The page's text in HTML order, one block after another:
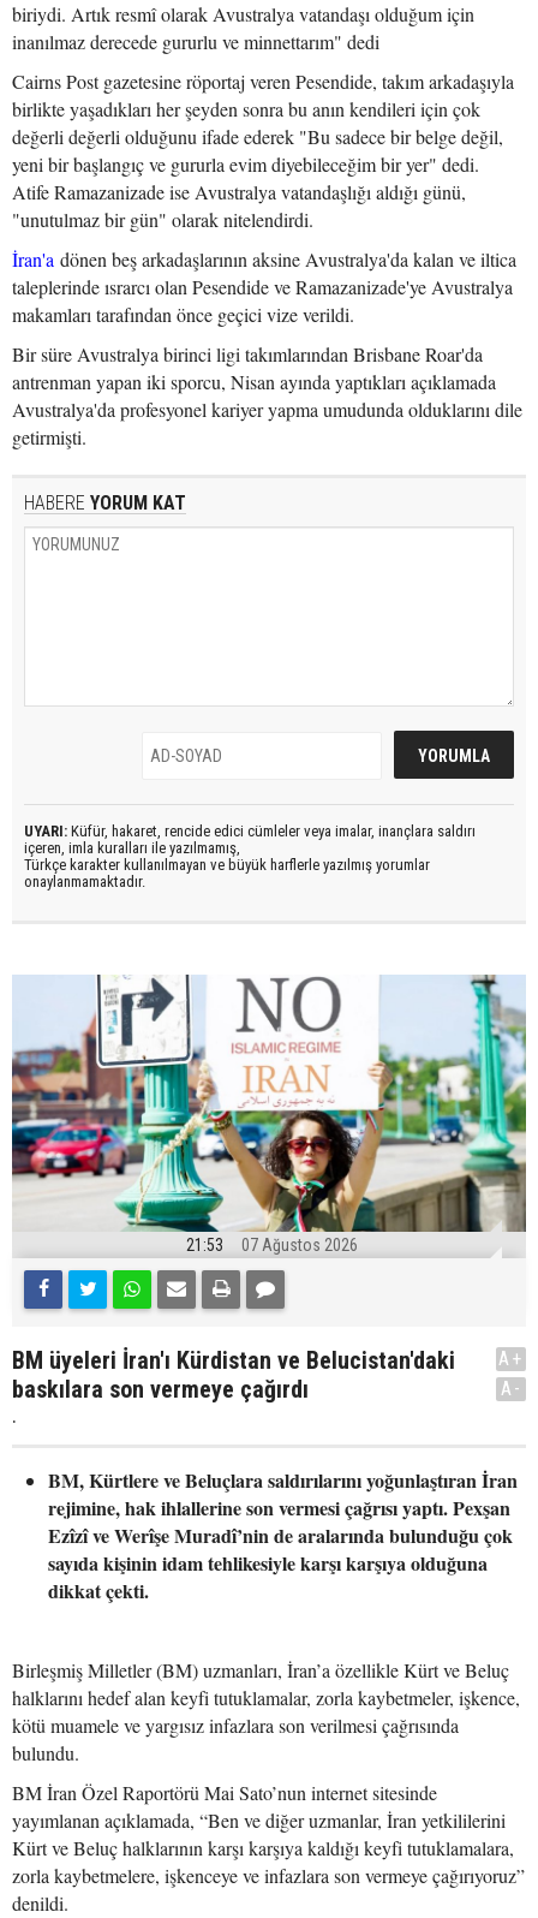
biriydi. Artık resmî olarak Avustralya vatandaşı olduğum için
inanılmaz derecede gururlu ve minnettarım" dedi
Cairns Post gazetesine röportaj veren Pesendide, takım arkadaşıyla
birlikte yaşadıkları her şeyden sonra bu anın kendileri için çok
değerli değerli olduğunu ifade ederek "Bu sadece bir belge değil,
yeni bir başlangıç ve gururla evim diyebileceğim bir yer" dedi.
Atife Ramazanizade ise Avustralya vatandaşlığı aldığı günü,
"unutulmaz bir gün" olarak nitelendirdi.
İran'a dönen beş arkadaşlarının aksine Avustralya'da kalan ve iltica
taleplerinde ısrarcı olan Pesendide ve Ramazanizade'ye Avustralya
makamları tarafından önce geçici vize verildi.
Bir süre Avustralya birinci ligi takımlarından Brisbane Roar'da
antrenman yapan iki sporcu, Nisan ayında yaptıkları açıklamada
Avustralya'da profesyonel kariyer yapma umudunda olduklarını dile
getirmişti.
HABERE YORUM KAT
UYARI: Küfür, hakaret, rencide edici cümleler veya imalar, inançlara saldırı
içeren, imla kuralları ile yazılmamış,
Türkçe karakter kullanılmayan ve büyük harflerle yazılmış yorumlar
onaylanmamaktadır.
21:53 07 Ağustos 2026
BM üyeleri İran'ı Kürdistan ve Belucistan'daki
baskılara son vermeye çağırdı
.
A+
A-
BM, Kürtlere ve Beluçlara saldırılarını yoğunlaştıran İran
rejimine, hak ihlallerine son vermesi çağrısı yaptı. Pexşan
Ezîzî ve Werîşe Muradî’nin de aralarında bulunduğu çok
sayıda kişinin idam tehlikesiyle karşı karşıya olduğuna
dikkat çekti.
Birleşmiş Milletler (BM) uzmanları, İran’a özellikle Kürt ve Beluç
halklarını hedef alan keyfi tutuklamalar, zorla kaybetmeler, işkence,
kötü muamele ve yargısız infazlara son verilmesi çağrısında
bulundu.
BM İran Özel Raportörü Mai Sato’nun internet sitesinde
yayımlanan açıklamada, “Ben ve diğer uzmanlar, İran yetkililerini
Kürt ve Beluç halklarının karşı karşıya kaldığı keyfi tutuklamalara,
zorla kaybetmelere, işkenceye ve infazlara son vermeye çağırıyoruz”
denildi.